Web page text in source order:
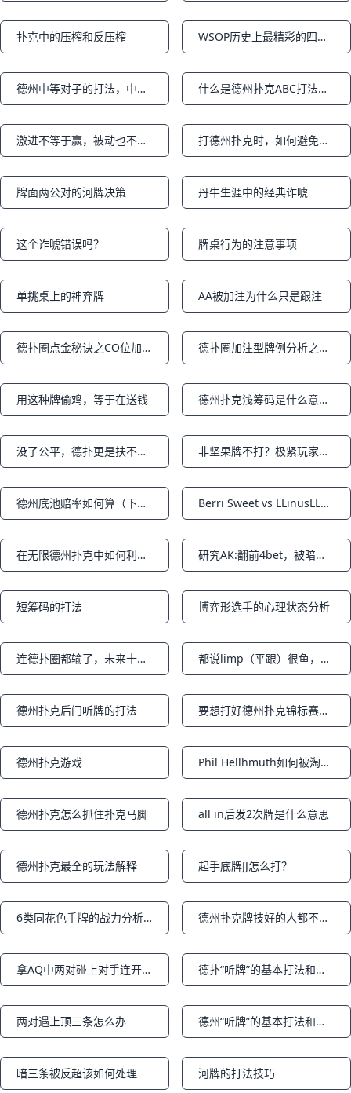
Notifications
扑克中的压榨和反压榨 Notifications WSOP历史上最精彩的四个诈唬
Notifications 德州中等对子的打法，中等对子如何在牌桌上逆袭领先！ Notifications 什么是德州扑克ABC打法？ABC风格策略是什么意思？
Notifications 激进不等于赢，被动也不意味着输 Notifications 打德州扑克时，如何避免自己上头？
Notifications
牌面两公对的河牌决策 Notifications
丹牛生涯中的经典诈唬
Notifications
这个诈唬错误吗？ Notifications
牌桌行为的注意事项
Notifications
单挑桌上的神弃牌 Notifications
AA被加注为什么只是跟注
Notifications 德扑圈点金秘诀之CO位加注的范围 Notifications 德扑圈加注型牌例分析之牌型可能性总结
Notifications
用这种牌偷鸡，等于在送钱 Notifications 德州扑克浅筹码是什么意思？
Notifications 没了公平，德扑更是扶不起的阿斗 Notifications 非坚果牌不打？极紧玩家的打法策略
Notifications 德州底池赔率如何算（下篇） Notifications Berri Sweet vs LLinusLLove
Notifications 在无限德州扑克中如何利用阻断牌 Notifications 研究AK:翻前4bet，被暗三条淘汰出局（下篇）
Notifications
短筹码的打法 Notifications
博弈形选手的心理状态分析
Notifications 连德扑圈都输了，未来十年被机器人取代的工作有哪些？ Notifications 都说limp（平跟）很鱼，那啥时候limp才对头？
Notifications
德州扑克后门听牌的打法 Notifications 要想打好德州扑克锦标赛，学会拥抱波动才能突破瓶颈
Notifications
德州扑克游戏 Notifications Phil Hellhmuth如何被淘汰出局
Notifications
德州扑克怎么抓住扑克马脚 Notifications
all in后发2次牌是什么意思
Notifications
德州扑克最全的玩法解释 Notifications
起手底牌JJ怎么打？
Notifications 6类同花色手牌的战力分析和打法（下篇） Notifications 德州扑克牌技好的人都不缺钱
Notifications 拿AQ中两对碰上对手连开三枪怎么办 Notifications 德扑“听牌”的基本打法和成牌概率上篇
Notifications
两对遇上顶三条怎么办 Notifications 德州“听牌”的基本打法和成牌概率（下篇）
Notifications
暗三条被反超该如何处理 Notifications
河牌的打法技巧